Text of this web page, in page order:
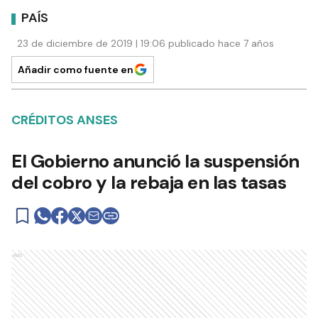
PAÍS
23 de diciembre de 2019 | 19:06 publicado hace 7 años
Añadir como fuente en
CRÉDITOS ANSES
El Gobierno anunció la suspensión
del cobro y la rebaja en las tasas
Ads